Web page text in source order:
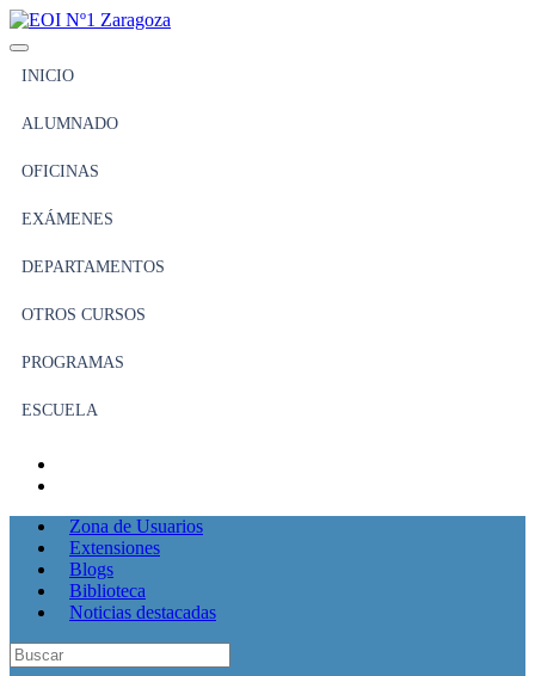
INICIO
ALUMNADO
OFICINAS
EXÁMENES
DEPARTAMENTOS
OTROS CURSOS
PROGRAMAS
ESCUELA
Zona de Usuarios
Extensiones
Blogs
Biblioteca
Noticias destacadas